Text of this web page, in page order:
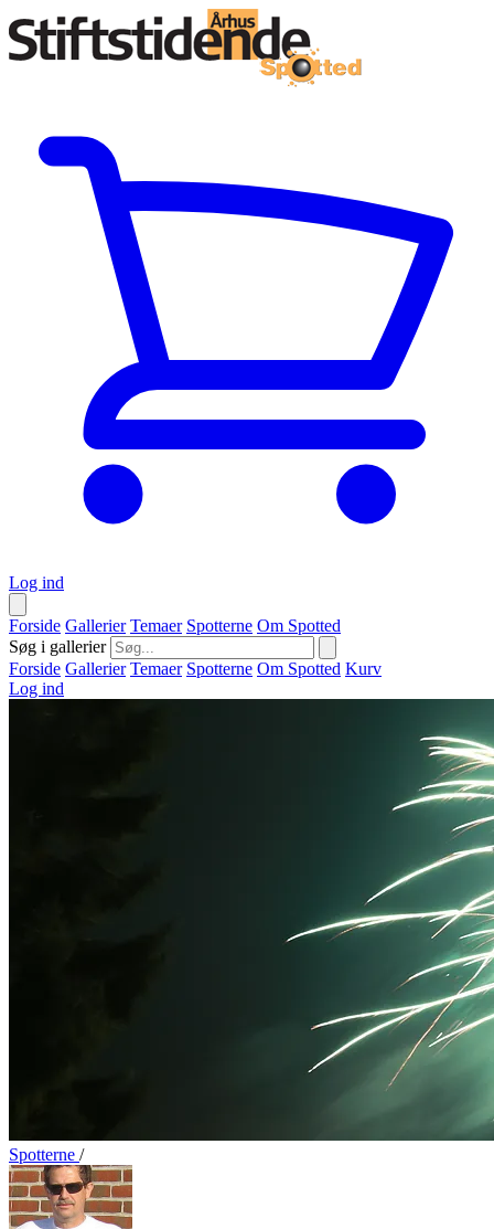
Log ind
Forside Gallerier Temaer Spotterne Om Spotted
Søg i gallerier
Forside Gallerier Temaer Spotterne Om Spotted Kurv
Log ind
Spotterne /